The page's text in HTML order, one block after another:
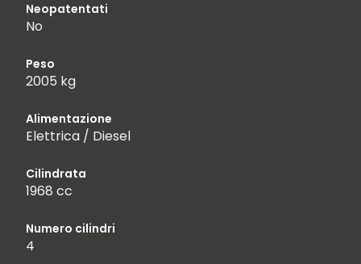
Neopatentati
No
Peso
2005 kg
Alimentazione
Elettrica / Diesel
Cilindrata
1968 cc
Numero cilindri
4